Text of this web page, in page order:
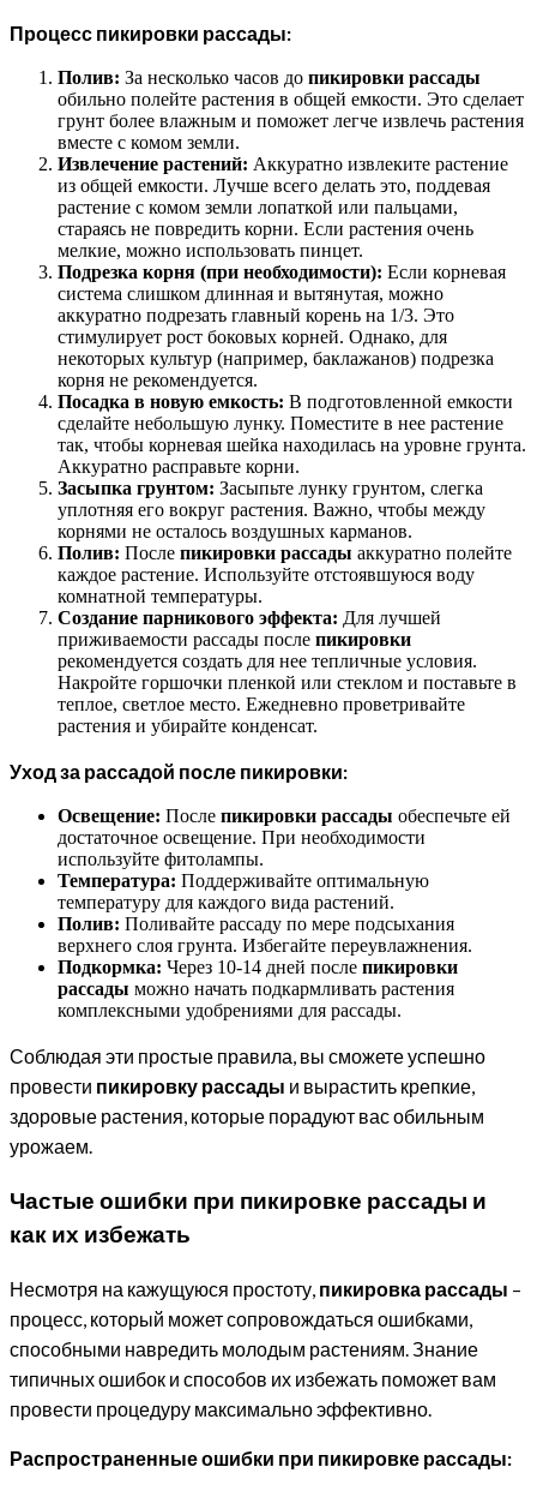
Процесс пикировки рассады:
Полив: За несколько часов до пикировки рассады
обильно полейте растения в общей емкости. Это сделает
грунт более влажным и поможет легче извлечь растения
вместе с комом земли.
Извлечение растений: Аккуратно извлеките растение
из общей емкости. Лучше всего делать это, поддевая
растение с комом земли лопаткой или пальцами,
стараясь не повредить корни. Если растения очень
мелкие, можно использовать пинцет.
Подрезка корня (при необходимости): Если корневая
система слишком длинная и вытянутая, можно
аккуратно подрезать главный корень на 1/3. Это
стимулирует рост боковых корней. Однако, для
некоторых культур (например, баклажанов) подрезка
корня не рекомендуется.
Посадка в новую емкость: В подготовленной емкости
сделайте небольшую лунку. Поместите в нее растение
так, чтобы корневая шейка находилась на уровне грунта.
Аккуратно расправьте корни.
Засыпка грунтом: Засыпьте лунку грунтом, слегка
уплотняя его вокруг растения. Важно, чтобы между
корнями не осталось воздушных карманов.
Полив: После пикировки рассады аккуратно полейте
каждое растение. Используйте отстоявшуюся воду
комнатной температуры.
Создание парникового эффекта: Для лучшей
приживаемости рассады после пикировки
рекомендуется создать для нее тепличные условия.
Накройте горшочки пленкой или стеклом и поставьте в
теплое, светлое место. Ежедневно проветривайте
растения и убирайте конденсат.
Уход за рассадой после пикировки:
Освещение: После пикировки рассады обеспечьте ей
достаточное освещение. При необходимости
используйте фитолампы.
Температура: Поддерживайте оптимальную
температуру для каждого вида растений.
Полив: Поливайте рассаду по мере подсыхания
верхнего слоя грунта. Избегайте переувлажнения.
Подкормка: Через 10-14 дней после пикировки
рассады можно начать подкармливать растения
комплексными удобрениями для рассады.
Соблюдая эти простые правила, вы сможете успешно
провести пикировку рассады и вырастить крепкие,
здоровые растения, которые порадуют вас обильным
урожаем.
Частые ошибки при пикировке рассады и
как их избежать
Несмотря на кажущуюся простоту, пикировка рассады –
процесс, который может сопровождаться ошибками,
способными навредить молодым растениям. Знание
типичных ошибок и способов их избежать поможет вам
провести процедуру максимально эффективно.
Распространенные ошибки при пикировке рассады: